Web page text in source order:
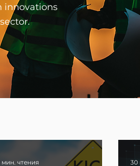
innovations
мин. чтения 30